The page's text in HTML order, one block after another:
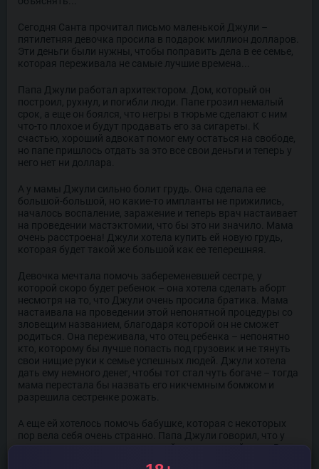
Сегодня Санта прочитал письмо маленькой Джули –
пятилетняя девочка просила в подарок миллион долларов.
Эти деньги были нужны, чтобы поправить дела в ее семье,
которая переживала не самые лучшие времена...
Папа Джули работал архитектором. Дом, который он
построил, рухнул, и погибли люди. Папе грозил немалый
срок, а еще он боялся, что негры в тюрьме сделают с ним
что-то плохое и будут продавать его за сигареты. К
счастью, хороший адвокат помог ему остаться на свободе,
но папе пришлось отдать за это все свои деньги и теперь у
него нет ни доллара.
А у мамы Джули сильно болит грудь. Она сделала ее
большой-большой, но какие-то импланты не прижились,
началось воспаление, заражение и теперь врач настаивает
на проведении мастэктомии, что бы это ни значило. Мама
очень расстроена! Джули хотела купить ей новую грудь,
которая будет такой же большой как ее теперешняя.
Девочка мечтала помочь забеременевшей сестре, у
которой скоро будет ребенок – она хотела сделать аборт
несмотря на то, что Джули очень просила братика. Мама
настаивала на проведении этой непонятной процедуры со
зловещим названием, благодаря которой он не сможет
родиться. Она переживала, что отец ребенка – непонятно
кто, которому бы лучше попасть под грузовик и не тянуть
свои нищие руки к семье успешных людей. Джули хотела
дать ему немного денег, чтобы тот стал чуть богаче – тогда
мама перестала бы назвать его никчемным бомжом и
разрешила сестренке рожать.
А еще ей хотелось помочь бабушке, которая с некоторых
пор вела себя очень странно. Папа Джули говорил, что у
старушки деменция и поможет ей только новый мозг. В